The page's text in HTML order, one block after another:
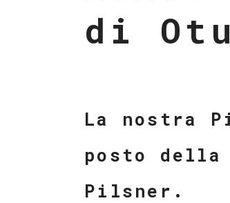
di
La nostra
posto della
Pilsner.